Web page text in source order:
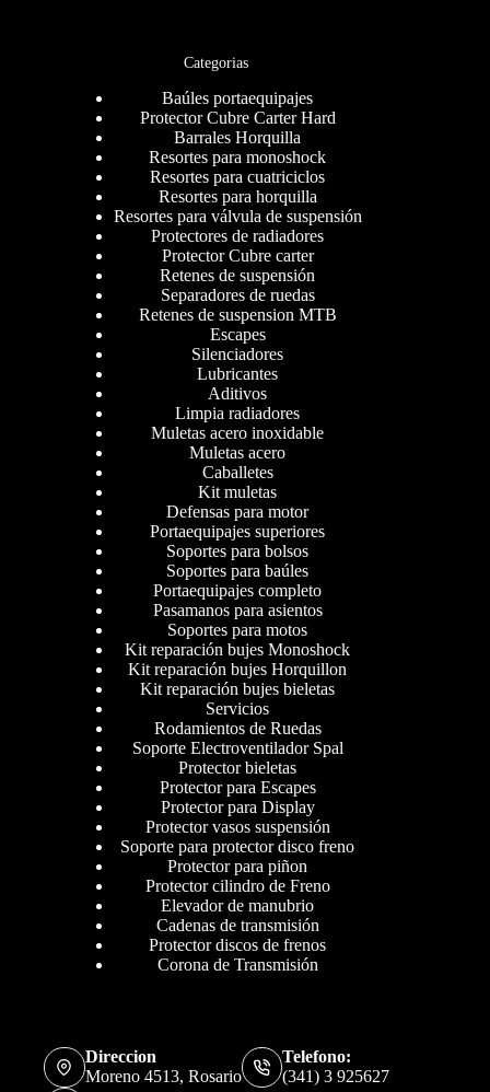
Categorias
Baúles portaequipajes
Protector Cubre Carter Hard
Barrales Horquilla
Resortes para monoshock
Resortes para cuatriciclos
Resortes para horquilla
Resortes para válvula de suspensión
Protectores de radiadores
Protector Cubre carter
Retenes de suspensión
Separadores de ruedas
Retenes de suspension MTB
Escapes
Silenciadores
Lubricantes
Aditivos
Limpia radiadores
Muletas acero inoxidable
Muletas acero
Caballetes
Kit muletas
Defensas para motor
Portaequipajes superiores
Soportes para bolsos
Soportes para baúles
Portaequipajes completo
Pasamanos para asientos
Soportes para motos
Kit reparación bujes Monoshock
Kit reparación bujes Horquillon
Kit reparación bujes bieletas
Servicios
Rodamientos de Ruedas
Soporte Electroventilador Spal
Protector bieletas
Protector para Escapes
Protector para Display
Protector vasos suspensión
Soporte para protector disco freno
Protector para piñon
Protector cilindro de Freno
Elevador de manubrio
Cadenas de transmisión
Protector discos de frenos
Corona de Transmisión
Direccion
Moreno 4513, Rosario
Telefono:
(341) 3 925627